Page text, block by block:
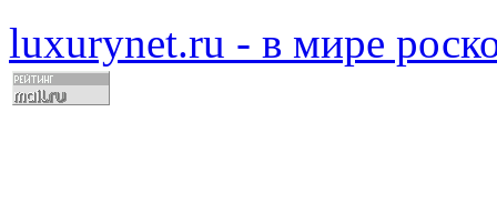
luxurynet.ru - в мире